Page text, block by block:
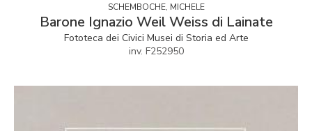
SCHEMBOCHE, MICHELE
Barone Ignazio Weil Weiss di Lainate
Fototeca dei Civici Musei di Storia ed Arte
inv. F252950